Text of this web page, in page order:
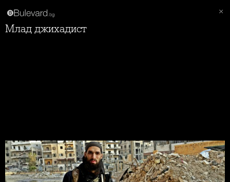
Млад джихадист